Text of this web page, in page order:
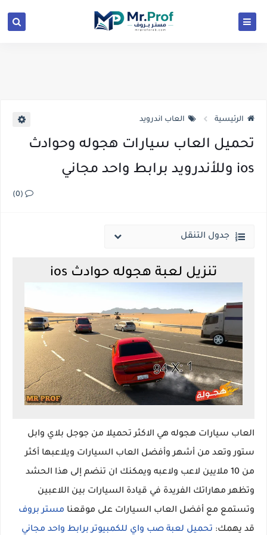
الرئيسية العاب اندرويد
تحميل العاب سيارات هجوله وحوادث
ios وللأندرويد برابط واحد مجاني
(0)
جدول التنقل
تنزيل لعبة هجوله حوادث ios
العاب سيارات هجوله هي الاكثر تحميلا من جوجل بلاي وابل
ستور وتعد من أشهر وأفضل العاب السيارات ويلاعبها أكثر
من 10 ملايين لاعب ولاعبه ويمكنك ان تنضم إلى هذا الحشد
وتظهر مهاراتك الفريدة في قيادة السيارات بين اللاعبين
وتستمع مع أفضل العاب السيارات على موقعنا مستر بروف
قد يهمك: تحميل لعبة صب واي للكمبيوتر برابط واحد مجاني